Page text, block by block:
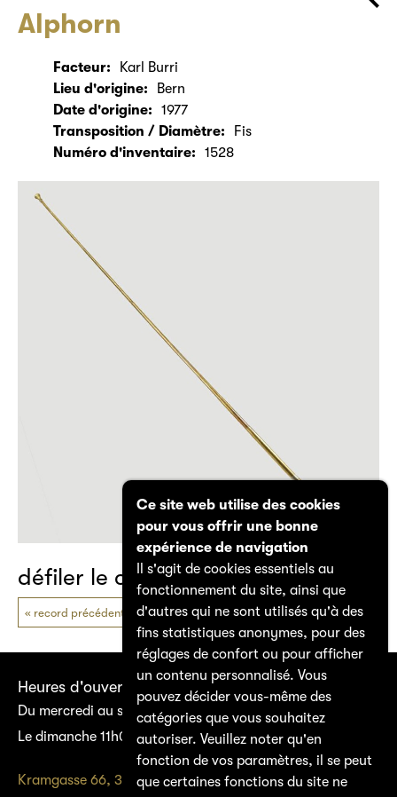
Alphorn
Facteur:
Karl Burri
Lieu d'origine:
Bern
Date d'origine:
1977
Transposition / Diamètre:
Fis
Numéro d'inventaire:
1528
défiler le catalogue
record précédent prochain record
Heures d'ouverture
Du mercredi au samedi 14h00–17h00
Le dimanche 11h00–17h00
Kramgasse 66, 3011 Bern
Ce site web utilise des cookies
pour vous offrir une bonne
expérience de navigation
Il s'agit de cookies essentiels au
fonctionnement du site, ainsi que
d'autres qui ne sont utilisés qu'à des
fins statistiques anonymes, pour des
réglages de confort ou pour afficher
un contenu personnalisé. Vous
pouvez décider vous-même des
catégories que vous souhaitez
autoriser. Veuillez noter qu'en
fonction de vos paramètres, il se peut
que certaines fonctions du site ne